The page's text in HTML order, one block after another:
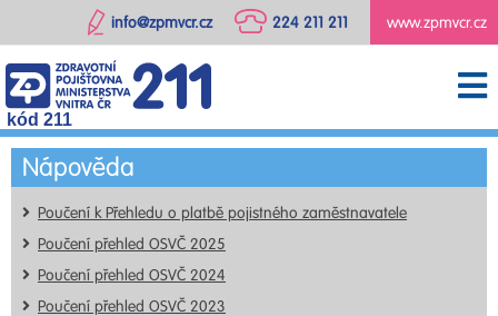
www.zpmvcr.cz
224 211 211
info@zpmvcr.cz
kód 211
Nápověda
Poučení k Přehledu o platbě pojistného zaměstnavatele
Poučení přehled OSVČ 2025
Poučení přehled OSVČ 2024
Poučení přehled OSVČ 2023